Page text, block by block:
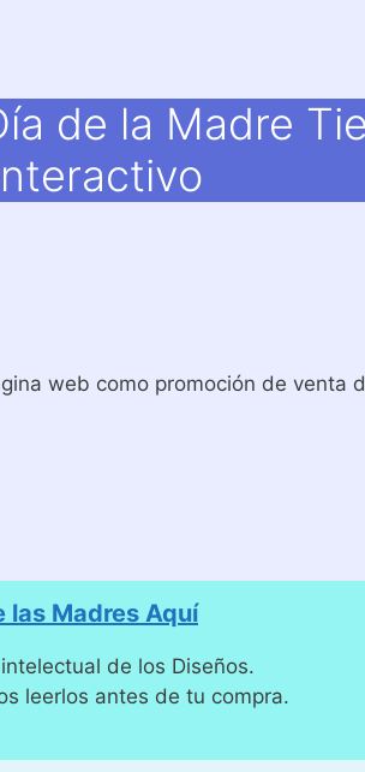
de la Madre
web como promoción de venta
las Madres Aquí
de los Diseños.
leerlos antes de tu compra.